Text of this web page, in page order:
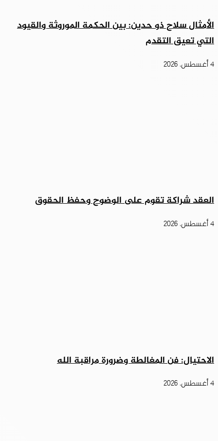
الأمثال سلاح ذو حدين: بين الحكمة الموروثة والقيود
التي تعيق التقدم
4 أغسطس، 2026
العقد شراكة تقوم على الوضوح وحفظ الحقوق
4 أغسطس، 2026
الاحتيال: فن المغالطة وضرورة مراقبة الله
4 أغسطس، 2026